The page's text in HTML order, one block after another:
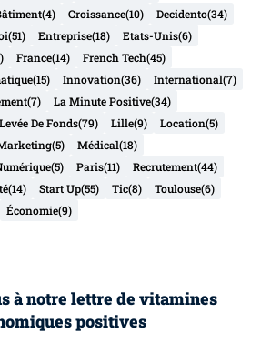
(4) Croissance(10) Decidento(34)
(51) Entreprise(18) Etats-Unis(6)
France(14) French Tech(45)
(15) Innovation(36) International(7)
(7) La Minute Positive(34)
Levée De Fonds(79) Lille(9) Location(5)
(5) Médical(18)
(5) Paris(11) Recrutement(44)
(14) Start Up(55) Tic(8) Toulouse(6)
Économie(9)
à notre lettre de vitamines
positives